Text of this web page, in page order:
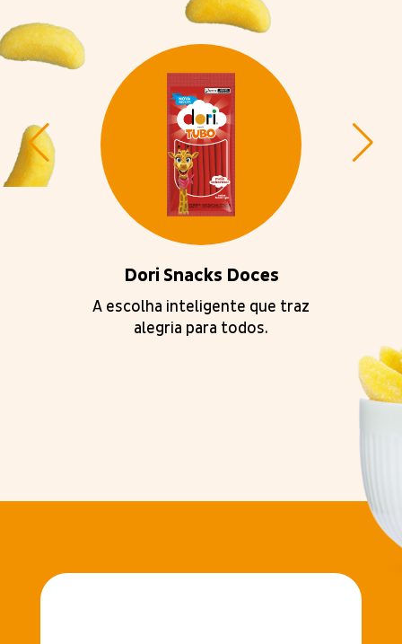
Dori Snacks Doces
A escolha inteligente que traz
alegria para todos.